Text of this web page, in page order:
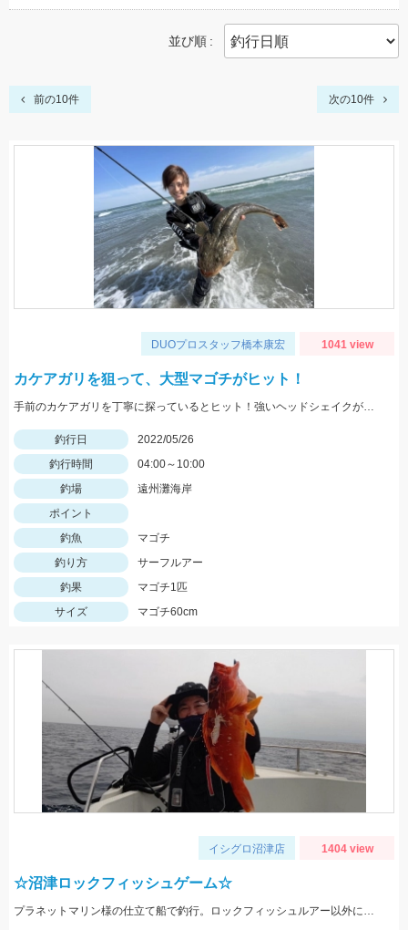
並び順
前の10件 次の10件
DUOプロスタッフ橋本康宏 1041 view
カケアガリを狙って、大型マゴチがヒット！
手前のカケアガリを丁寧に探っているとヒット！強いヘッドシェイクがたまりません！
釣行日
2022/05/26
釣行時間
04:00～10:00
釣場
遠州灘海岸
ポイント
釣魚
マゴチ
釣り方
サーフルアー
釣果
マゴチ1匹
サイズ
マゴチ60cm
イシグロ沼津店 1404 view
☆沼津ロックフィッシュゲーム☆
プラネットマリン様の仕立て船で釣行。ロックフィッシュルアー以外にもテンヤやジグ、キャスティングなどその場に応じて色々な釣りが出来ました。